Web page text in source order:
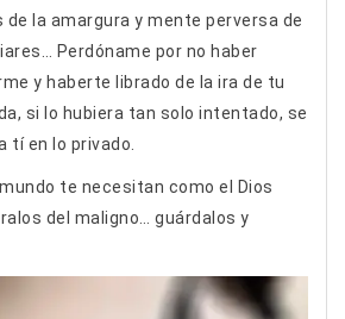
la amargura y mente perversa de
Perdóname por no haber
y haberte librado de la ira de tu
si lo hubiera tan solo intentado, se
tí en lo privado.
te necesitan como el Dios
del maligno… guárdalos y